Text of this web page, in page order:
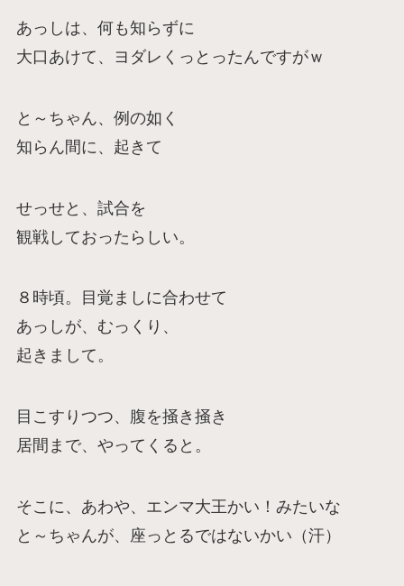
あっしは、何も知らずに
大口あけて、ヨダレくっとったんですがｗ
と～ちゃん、例の如く
知らん間に、起きて
せっせと、試合を
観戦しておったらしい。
８時頃。目覚ましに合わせて
あっしが、むっくり、
起きまして。
目こすりつつ、腹を掻き掻き
居間まで、やってくると。
そこに、あわや、エンマ大王かい！みたいな
と～ちゃんが、座っとるではないかい（汗）